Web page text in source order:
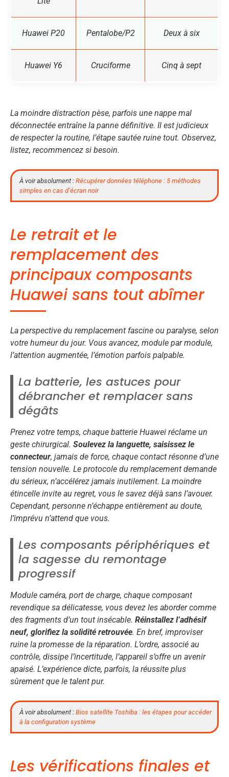
Huawei P20 Pentalobe/P2 Deux à six
Huawei Y6 Cruciforme Cinq à sept
La moindre distraction pèse, parfois une nappe mal
déconnectée entraîne la panne définitive. Il est judicieux
de respecter la routine, l’étape sautée ruine tout. Observez,
listez, recommencez si besoin.
À voir absolument : Récupérer données téléphone : 5 méthodes
simples en cas d’écran noir
Le retrait et le
remplacement des
principaux composants
Huawei sans tout abîmer
La perspective du remplacement fascine ou paralyse, selon
votre humeur du jour. Vous avancez, module par module,
l’attention augmentée, l’émotion parfois palpable.
La batterie, les astuces pour
débrancher et remplacer sans
dégâts
Prenez votre temps, chaque batterie Huawei réclame un
geste chirurgical. Soulevez la languette, saisissez le
connecteur, jamais de force, chaque contact résonne d’une
tension nouvelle. Le protocole du remplacement demande
du sérieux, n’accélérez jamais inutilement. La moindre
étincelle invite au regret, vous le savez déjà sans l’avouer.
Cependant, personne n’échappe entièrement au doute,
l’imprévu n’attend que vous.
Les composants périphériques et
la sagesse du remontage
progressif
Module caméra, port de charge, chaque composant
revendique sa délicatesse, vous devez les aborder comme
des fragments d’un tout insécable. Réinstallez l’adhésif
neuf, glorifiez la solidité retrouvée. En bref, improviser
ruine la promesse de la réparation. L’ordre, associé au
contrôle, dissipe l’incertitude, l’appareil s’offre un avenir
apaisé. L’expérience dicte, parfois, la réussite plus
sûrement que le talent pur.
À voir absolument : Bios satellite Toshiba : les étapes pour accéder
à la configuration système
Les vérifications finales et